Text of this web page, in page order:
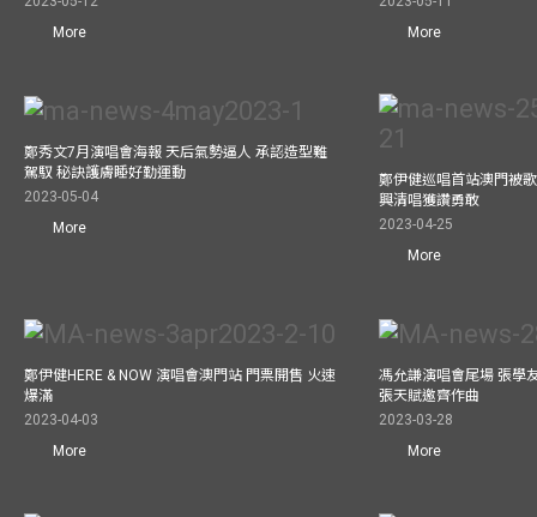
More
More
鄭秀文7月演唱會海報 天后氣勢逼人 承認造型難
駕馭 秘訣護膚睡好勤運動
2023-05-04
More
鄭伊健巡唱首站澳門被
興清唱獲讚勇敢
2023-04-25
More
鄭伊健HERE & NOW 演唱會澳門站 門票開售 火速
爆滿
2023-04-03
More
馮允謙演唱會尾場 張學
張天賦邀齊作曲
2023-03-28
More